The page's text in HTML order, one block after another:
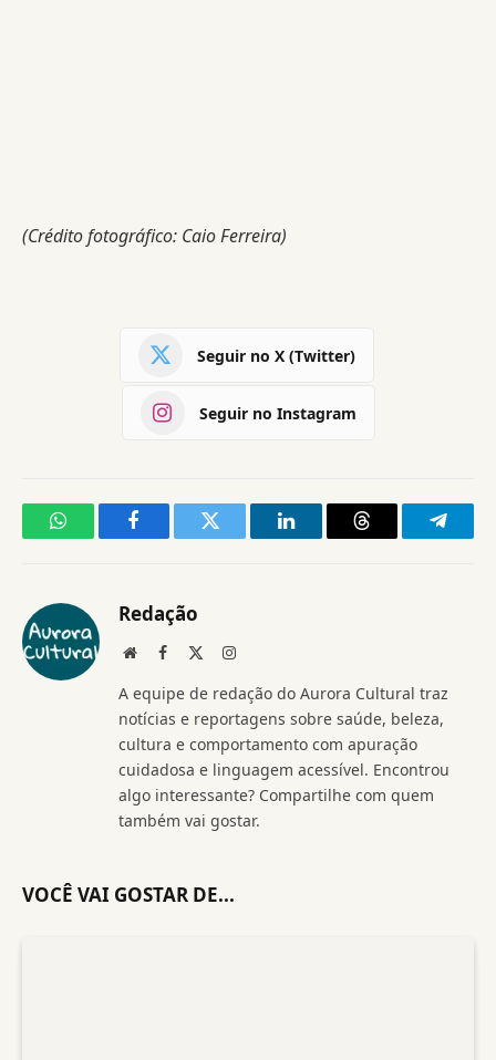
(Crédito fotográfico: Caio Ferreira)
Seguir no X (Twitter)
Seguir no Instagram
WhatsAppFacebookTwitter LinkedInThreads
Redação
WebsiteFacebook Instagram
A equipe de redação do Aurora Cultural traz
notícias e reportagens sobre saúde, beleza,
cultura e comportamento com apuração
cuidadosa e linguagem acessível. Encontrou
algo interessante? Compartilhe com quem
também vai gostar.
VOCÊ VAI GOSTAR DE...